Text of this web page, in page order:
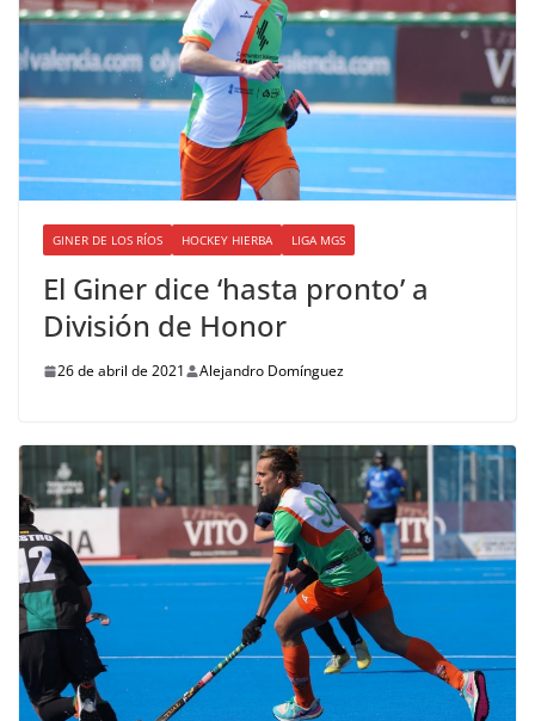
GINER DE LOS RÍOS HOCKEY HIERBA LIGA MGS
El Giner dice ‘hasta pronto’ a
División de Honor
26 de abril de 2021 Alejandro Domínguez